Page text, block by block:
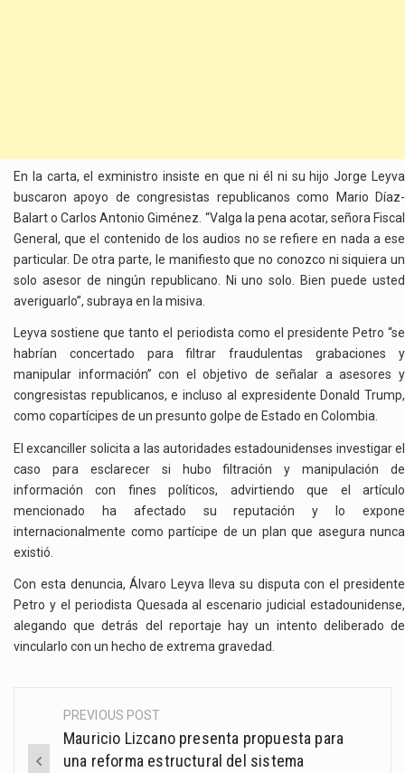
En la carta, el exministro insiste en que ni él ni su hijo Jorge Leyva
buscaron apoyo de congresistas republicanos como Mario Díaz-
Balart o Carlos Antonio Giménez. “Valga la pena acotar, señora Fiscal
General, que el contenido de los audios no se refiere en nada a ese
particular. De otra parte, le manifiesto que no conozco ni siquiera un
solo asesor de ningún republicano. Ni uno solo. Bien puede usted
averiguarlo”, subraya en la misiva.
Leyva sostiene que tanto el periodista como el presidente Petro “se
habrían concertado para filtrar fraudulentas grabaciones y
manipular información” con el objetivo de señalar a asesores y
congresistas republicanos, e incluso al expresidente Donald Trump,
como copartícipes de un presunto golpe de Estado en Colombia.
El excanciller solicita a las autoridades estadounidenses investigar el
caso para esclarecer si hubo filtración y manipulación de
información con fines políticos, advirtiendo que el artículo
mencionado ha afectado su reputación y lo expone
internacionalmente como partícipe de un plan que asegura nunca
existió.
Con esta denuncia, Álvaro Leyva lleva su disputa con el presidente
Petro y el periodista Quesada al escenario judicial estadounidense,
alegando que detrás del reportaje hay un intento deliberado de
vincularlo con un hecho de extrema gravedad.
Post
navigation
PREVIOUS POST
Mauricio Lizcano presenta propuesta para
una reforma estructural del sistema